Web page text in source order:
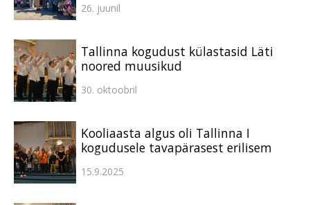
26. juunil
Tallinna kogudust külastasid Läti
noored muusikud
30. oktoobril
Kooliaasta algus oli Tallinna I
kogudusele tavapärasest erilisem
15.9.2025